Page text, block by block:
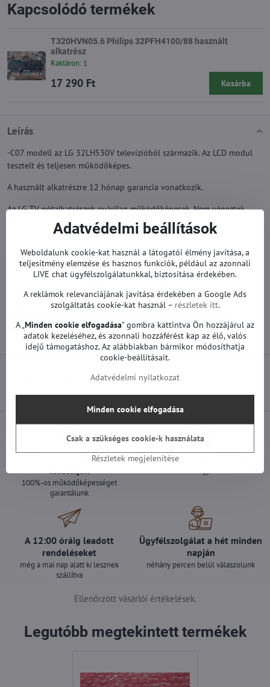
Leírás
-C07 modell az LG 32LH530V televízióból származik. Az LCD modul
tesztelt és teljesen működőképes.
A használt alkatrészre 12 hónap garancia vonatkozik.
Az LG TV pótalkatrészek gyárilag működőképesek. Nem végeztek
rajtuk javítást vagy szervizelést.
modellekben való felhasználására. Javasoljuk, hogy vásárlás előtt
megfelelően ellenőrizze az esetleges eltéréseket a táblával. Kérjük,
vegye fel velünk a kapcsolatot, ha bármilyen kérdése van.
Továbbiak a kategóriából
Pótalkatrészek | LG TV T-con és egyéb | LG TV
Következő termék
Kapcsolódó termékek
T320HVN05.6 Philips 32PFH4100/88 használt
alkatrész
Raktáron: 1
17 290 Ft Kosárba
Minden termékünket
teszteljük
100%-os működőképességet
garantálunk
Szállítás csak 1490 Ft
A 12:00 óráig leadott
rendeléseket
még a mai nap alatt ki lesznek
szállítva
Ügyfélszolgálat a hét minden
napján
néhány percen belül válaszolunk
Ellenőrzött vásárlói értékelések.
Legutóbb megtekintett termékek
Adatvédelmi beállítások
Weboldalunk cookie-kat használ a látogatói élmény javítása, a
teljesítmény elemzése és hasznos funkciók, például az azonnali
LIVE chat ügyfélszolgálatunkkal, biztosítása érdekében.
A reklámok relevanciájának javítása érdekében a Google Ads
szolgáltatás cookie-kat használ – részletek itt.
A „ Minden cookie elfogadása" gombra kattintva Ön hozzájárul az
adatok kezeléséhez, és azonnali hozzáférést kap az élő, valós
idejű támogatáshoz. Az alábbiakban bármikor módosíthatja
cookie-beállításait.
Adatvédelmi nyilatkozat
Részletek megjelenítése
Minden cookie elfogadása
Csak a szükséges cookie-k használata